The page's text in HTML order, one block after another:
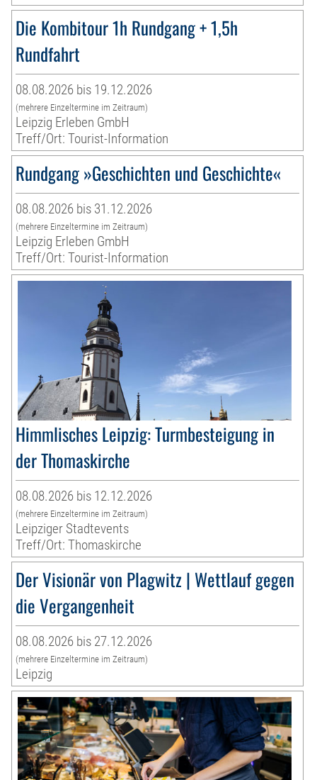
Die Kombitour 1h Rundgang + 1,5h
Rundfahrt
08.08.2026 bis 19.12.2026
(mehrere Einzeltermine im Zeitraum)
Leipzig Erleben GmbH
Treff/Ort: Tourist-Information
Rundgang »Geschichten und Geschichte«
08.08.2026 bis 31.12.2026
(mehrere Einzeltermine im Zeitraum)
Leipzig Erleben GmbH
Treff/Ort: Tourist-Information
Himmlisches Leipzig: Turmbesteigung in
der Thomaskirche
08.08.2026 bis 12.12.2026
(mehrere Einzeltermine im Zeitraum)
Leipziger Stadtevents
Treff/Ort: Thomaskirche
Der Visionär von Plagwitz | Wettlauf gegen
die Vergangenheit
08.08.2026 bis 27.12.2026
(mehrere Einzeltermine im Zeitraum)
Leipzig